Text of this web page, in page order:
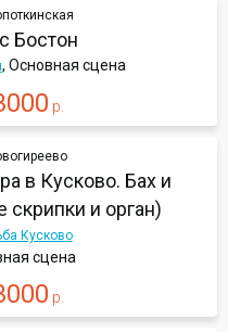
Бостон
, Основная сцена
р.
в Кусково. Бах и
скрипки и орган)
Кусково
сцена
р.